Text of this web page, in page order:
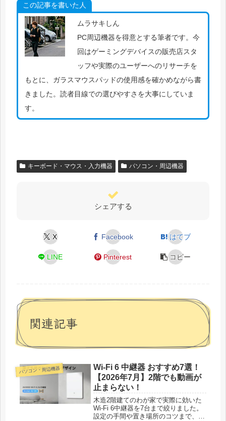
この記事を書いた人
ムラサキしん
PC周辺機器を得意とする筆者です。今
回はゲーミングデバイスの販売店スタ
ッフや実際のユーザーへのリサーチを
もとに、ガラスマウスパッドの使用感を確かめながら書
きました。読者目線での選びやすさを大事にしていま
す。
キーボード・マウス・入力機器 パソコン・周辺機器
シェアする
X Facebook はてブ
LINE Pinterest コピー
関連記事
パソコン・周辺機器
Wi-Fi 6 中継器 おすすめ7選！
【2026年7月】2階でも動画が
止まらない！
木造2階建てのわが家で実際に効いた
Wi-Fi 6中継器を7台まで絞りました。
設定の手間や置き場所のコツまで、家